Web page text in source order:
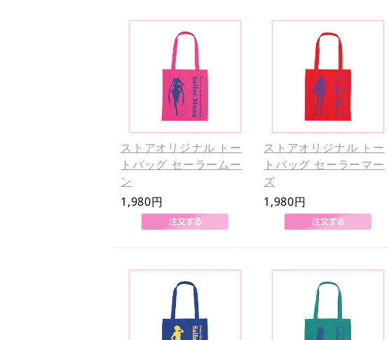
ストアオリジナル トー
トバッグ セーラームー
ン
1,980円
ストアオリジナル トー
トバッグ セーラーマー
ズ
1,980円